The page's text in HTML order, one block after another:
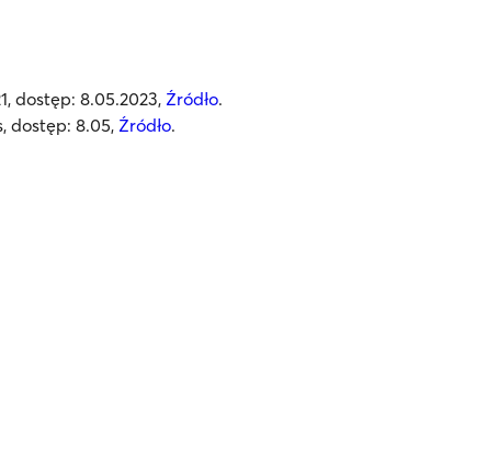
dostęp: 8.05.2023, Źródło.
dostęp: 8.05, Źródło.